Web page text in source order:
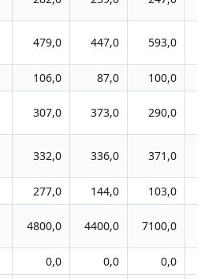
479,0 447,0 593,0
106,0 87,0 100,0
307,0 373,0 290,0
332,0 336,0 371,0
277,0 144,0 103,0
4800,0 4400,0 7100,0
0,0 0,0
0,0